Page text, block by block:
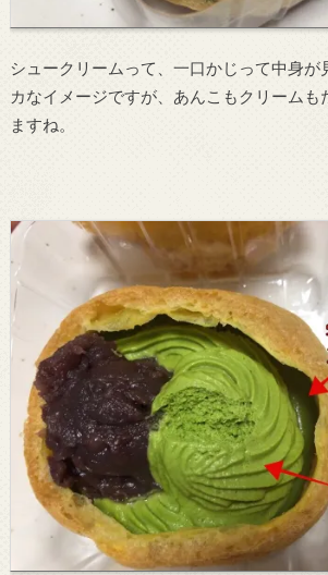
シュークリームって、一口かじって中身が
カなイメージですが、あんこもクリームも
ますね。